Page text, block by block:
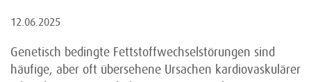
12.06.2025
Genetisch bedingte Fettstoffwechselstörungen sind
häufige, aber oft übersehene Ursachen kardiovaskulärer